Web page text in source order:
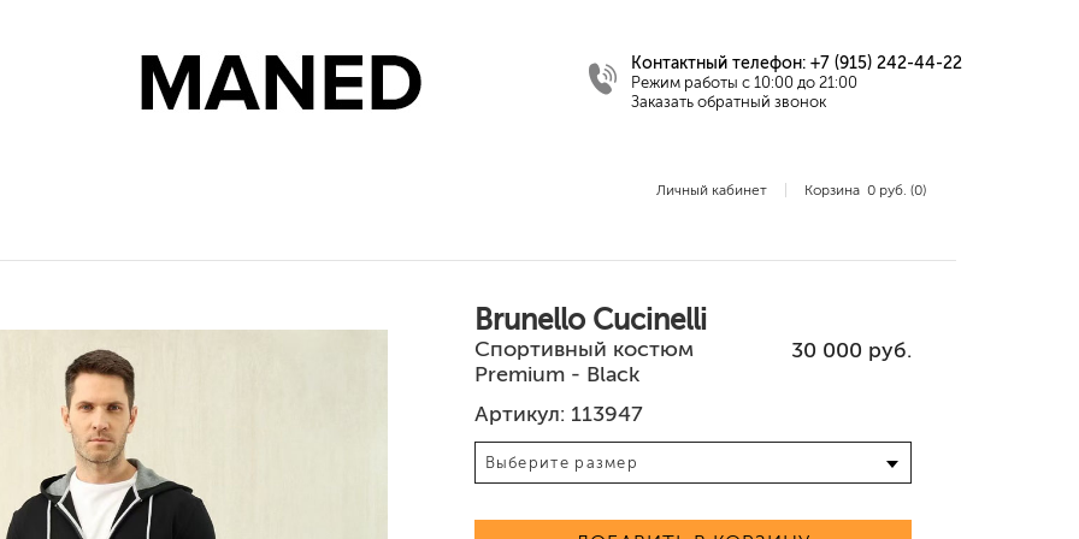
Контактный телефон: +7 (915) 242-44-22
Режим работы с 10:00 до 21:00
Заказать обратный звонок
и шорты
Корзина 0 руб. (0)
Личный кабинет
Brunеllо Сuсinеlli
Спортивный костюм
Premium - Black
30 000 руб.
Артикул: 113947